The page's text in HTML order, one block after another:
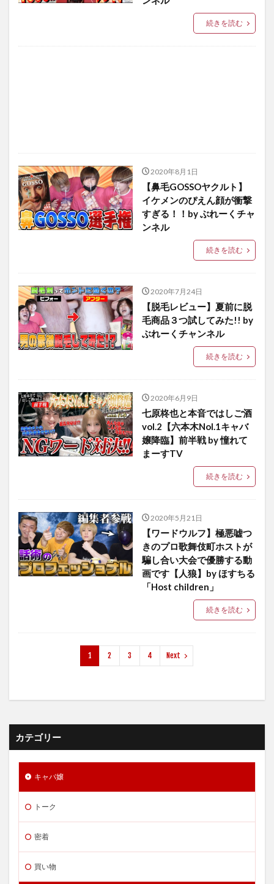
続きを読む
2020年8月1日
【鼻毛GOSSOヤクルト】
イケメンのぴえん顔が衝撃
すぎる！！by ぶれーくチャ
ンネル
続きを読む
2020年7月24日
【脱毛レビュー】夏前に脱
毛商品３つ試してみた!! by
ぶれーくチャンネル
続きを読む
2020年6月9日
七原柊也と本音ではしご酒
vol.2【六本木Nol.1キャバ
嬢降臨】前半戦 by 憧れて
まーすTV
続きを読む
2020年5月21日
【ワードウルフ】極悪嘘つ
きのプロ歌舞伎町ホストが
騙し合い大会で優勝する動
画です【人狼】by ほすちる
「Host children」
続きを読む
1 2 3 4 Next
カテゴリー
キャバ嬢
トーク
密着
買い物